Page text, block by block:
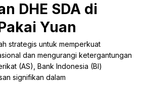
DHE SDA di
Yuan
strategis untuk memperkuat
dan mengurangi ketergantungan
(AS), Bank Indonesia (BI)
signifikan dalam